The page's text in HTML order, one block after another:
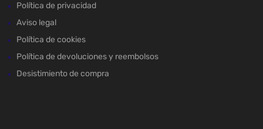
Política de privacidad
Aviso legal
Política de cookies
Política de devoluciones y reembolsos
Desistimiento de compra